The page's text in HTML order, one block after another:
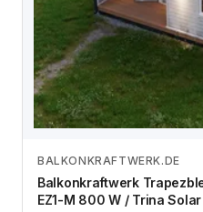
Zum
BALKONKRAFTWERK.DE
Balkonkraftwerk
EZ1-M 800 W / Trina